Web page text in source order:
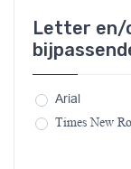
Letter en/
Arial
Times New